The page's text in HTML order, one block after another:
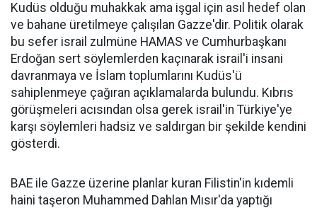
Kudüs olduğu muhakkak ama işgal için asıl hedef olan
ve bahane üretilmeye çalışılan Gazze'dir. Politik olarak
bu sefer israil zulmüne HAMAS ve Cumhurbaşkanı
Erdoğan sert söylemlerden kaçınarak israil'i insani
davranmaya ve İslam toplumlarını Kudüs'ü
sahiplenmeye çağıran açıklamalarda bulundu. Kıbrıs
görüşmeleri acısından olsa gerek israil'in Türkiye'ye
karşı söylemleri hadsiz ve saldırgan bir şekilde kendini
gösterdi.
BAE ile Gazze üzerine planlar kuran Filistin'in kıdemli
haini taşeron Muhammed Dahlan Mısır'da yaptığı